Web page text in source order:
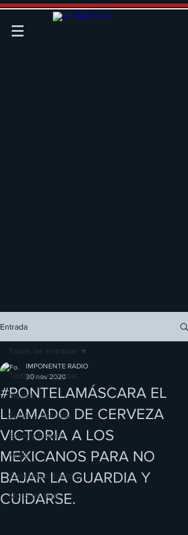
Entrada
Todas las entradas
Música
Series y Películas
Salud y Cultura
Moda
Conciertos/ Eventos
Modo de Vida
Todas las entradas
#PONTELAMÁSCARA EL
LLAMADO DE CERVEZA
VICTORIA A LOS
MEXICANOS PARA NO
BAJAR LA GUARDIA Y
CUIDARSE.
IMPONENTE RADIO
30 nov 2020